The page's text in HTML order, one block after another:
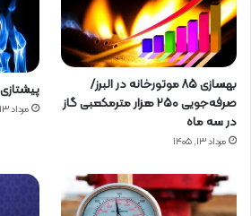
بهسازی ۸۵ موتورخانه در البرز/
صرفه‌جویی ۲۵۰ هزار مترمکعبی گاز
در سه ماه
مرداد ۱۳, ۱۴۰۵
مرداد ۱۳, ۱۴۰۵